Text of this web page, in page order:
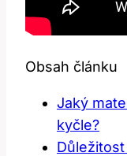
Obsah článku
Jaký
kyčle?